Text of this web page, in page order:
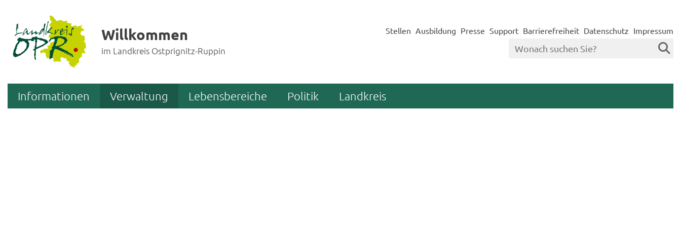
Willkommen
im Landkreis Ostprignitz-Ruppin
Stellen Ausbildung Presse Support Barrierefreiheit Datenschutz Impressum
Informationen Verwaltung Lebensbereiche Politik Landkreis